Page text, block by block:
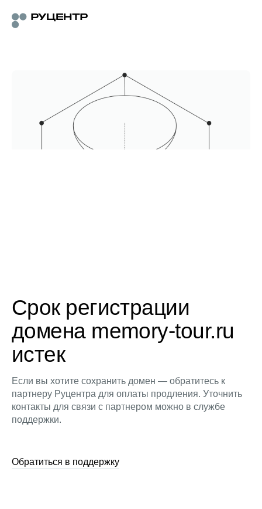
Срок регистрации
домена memory-tour.ru
истек
Если вы хотите сохранить домен — обратитесь к
партнеру Руцентра для оплаты продления. Уточнить
контакты для связи с партнером можно в службе
поддержки.
Обратиться в поддержку